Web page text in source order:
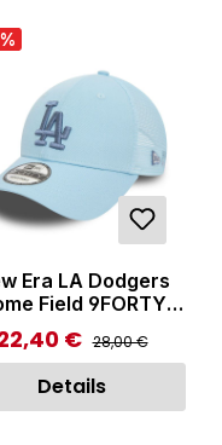
%
Era LA Dodgers
Field 9FORTY
Trucker Cap
Pastellblaue
€ Regulärer Preis:
28,00 €
Details